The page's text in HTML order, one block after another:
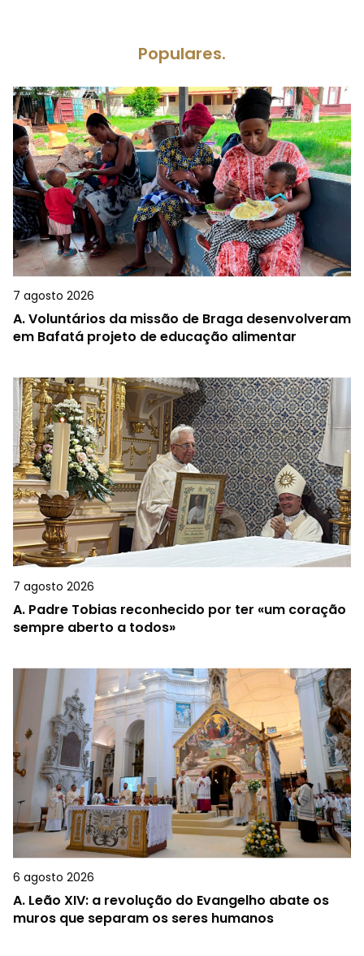
Populares.
7 agosto 2026
A.Voluntários da missão de Braga desenvolveram
em Bafatá projeto de educação alimentar
7 agosto 2026
A. Padre Tobias reconhecido por ter «um coração
sempre aberto a todos»
6 agosto 2026
A. Leão XIV: a revolução do Evangelho abate os
muros que separam os seres humanos